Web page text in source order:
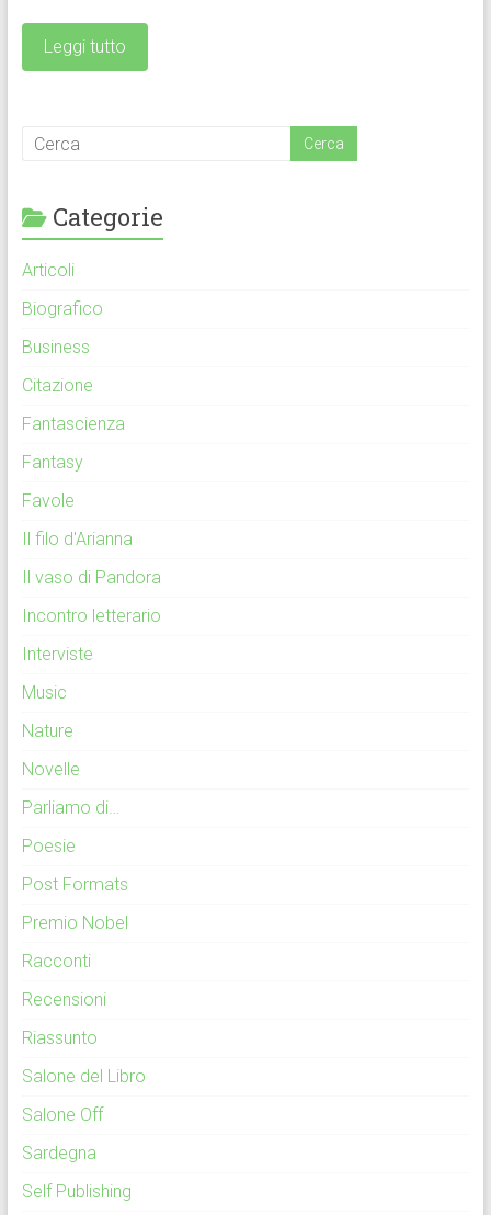
Leggi tutto
Categorie
Articoli
Biografico
Business
Citazione
Fantascienza
Fantasy
Favole
Il filo d'Arianna
Il vaso di Pandora
Incontro letterario
Interviste
Music
Nature
Novelle
Parliamo di…
Poesie
Post Formats
Premio Nobel
Racconti
Recensioni
Riassunto
Salone del Libro
Salone Off
Sardegna
Self Publishing